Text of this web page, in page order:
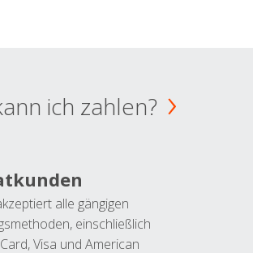
ich zahlen?
alle gängigen
einschließlich
Visa und American